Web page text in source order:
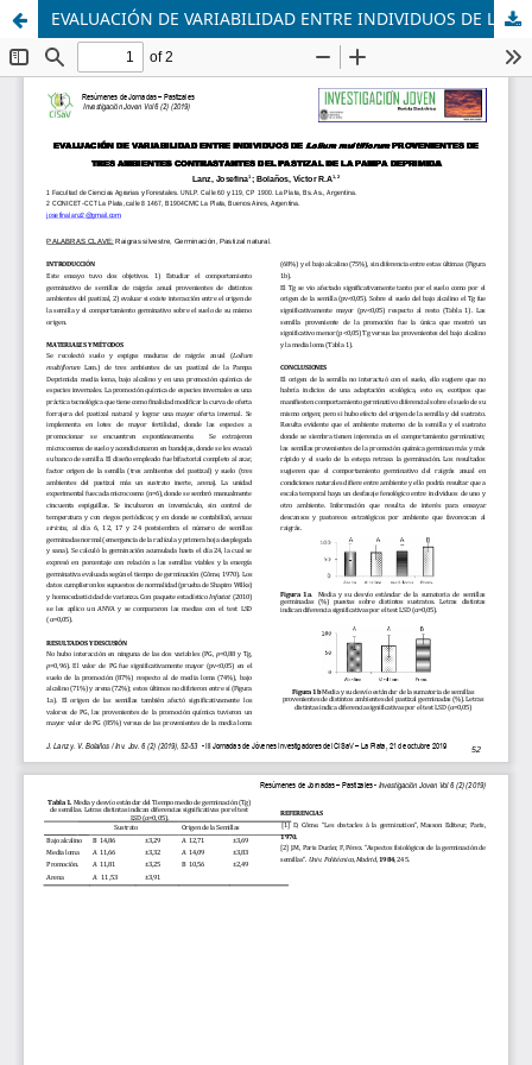
EVALUACIÓN DE VARIABILIDAD ENTRE INDIVIDUOS DE Lolium multiflorum PROVENIENTES DE TRES AMBIENTES CONTRASTANTES DEL PASTIZAL DE LA PAMPA DEPRIMIDA